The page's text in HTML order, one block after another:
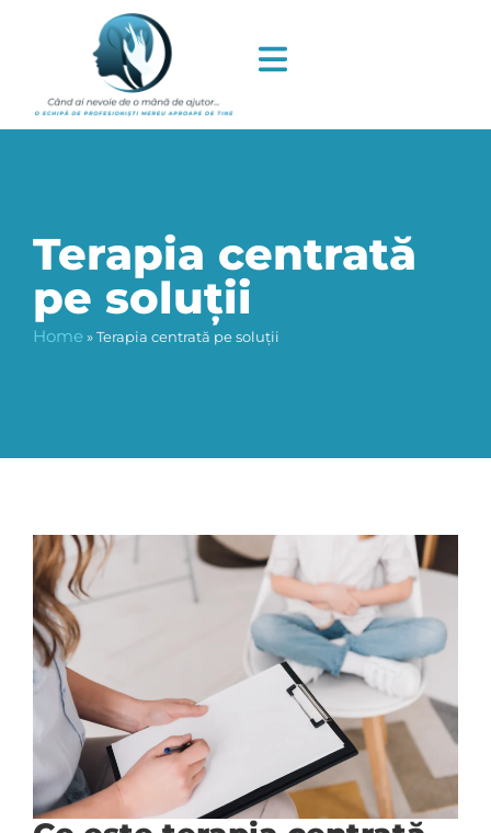
Terapia centrată
pe soluții
Home » Terapia centrată pe soluții